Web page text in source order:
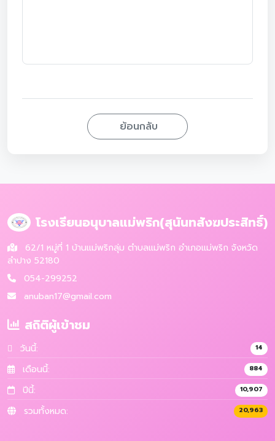
ย้อนกลับ
โรงเรียนอนุบาลแม่พริก(สุนันทสังฆประสิทธิ์)
62/1 หมู่ที่ 1 บ้านแม่พริกลุ่ม ตำบลแม่พริก อำเภอแม่พริก จังหวัด
ลำปาง 52180
054-299252
anuban17@gmail.com
สถิติผู้เข้าชม
วันนี้: 14
เดือนนี้: 884
ปีนี้: 10,907
รวมทั้งหมด: 20,963